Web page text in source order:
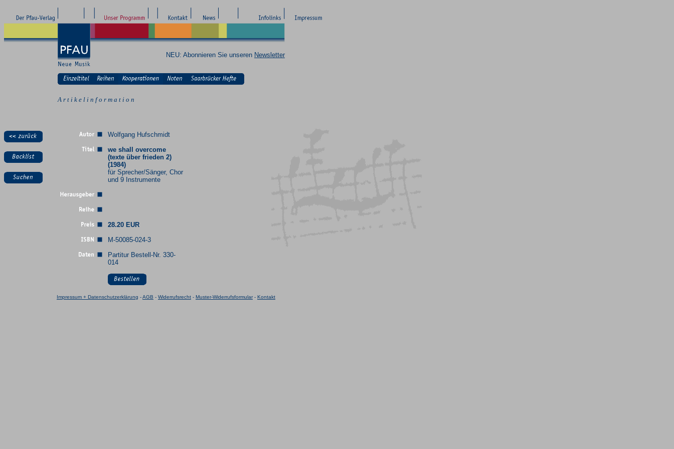
NEU: Abonnieren Sie unseren Newsletter
A r t i k e l i n f o r m a t i o n
Wolfgang Hufschmidt
we shall overcome
(texte über frieden 2)
(1984)
für Sprecher/Sänger, Chor
und 9 Instrumente
28.20 EUR
M-50085-024-3
Partitur Bestell-Nr. 330-
014
Impressum + Datenschutzerklärung -AGB - Widerrufsrecht - Muster-Widerrufsformular- Kontakt